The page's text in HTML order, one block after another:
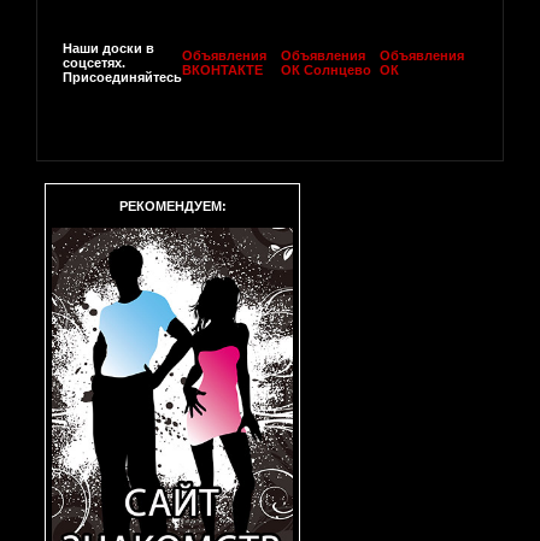
Наши доски в
соцсетях.
Присоединяйтесь
Объявления
ВКОНТАКТЕ
Объявления
ОК Солнцево
Объявления
ОК
РЕКОМЕНДУЕМ: